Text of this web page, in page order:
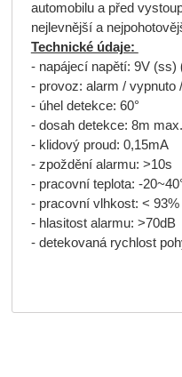
automobilu a před
nejlevnější a
Technické údaje:
- napájecí napětí: 9V (ss)
- provoz: alarm / vypnuto
- úhel detekce: 60°
- dosah detekce: 8m max.
- klidový proud: 0,15mA
- zpoždění alarmu: >10s
- pracovní teplota: -
- pracovní vlhkost: < 93%
- hlasitost alarmu: >70dB
- detekovaná rychlost